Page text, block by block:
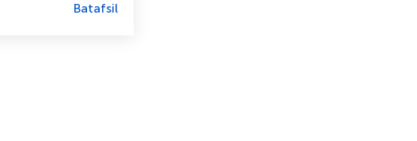
Batafsil